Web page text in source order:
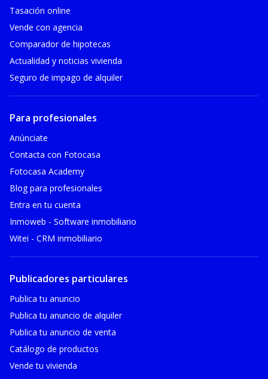
Tasación online
Vende con agencia
Comparador de hipotecas
Actualidad y noticias vivienda
Seguro de impago de alquiler
Para profesionales
Anúnciate
Contacta con Fotocasa
Fotocasa Academy
Blog para profesionales
Entra en tu cuenta
Inmoweb - Software inmobiliario
Witei - CRM inmobiliario
Publicadores particulares
Publica tu anuncio
Publica tu anuncio de alquiler
Publica tu anuncio de venta
Catálogo de productos
Vende tu vivienda